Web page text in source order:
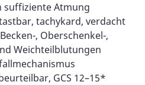
suffiziente Atmung
tachykard, verdacht
, Oberschenkel-,
Weichteilblutungen
GCS 12–15*